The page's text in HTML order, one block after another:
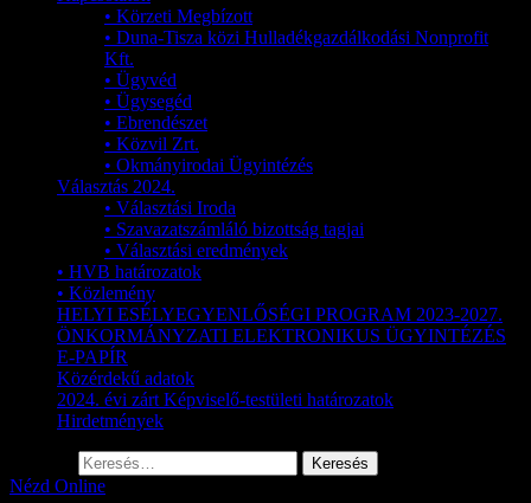
• Körzeti Megbízott
• Duna-Tisza közi Hulladékgazdálkodási Nonprofit
Kft.
• Ügyvéd
• Ügysegéd
• Ebrendészet
• Közvil Zrt.
• Okmányirodai Ügyintézés
Választás 2024.
• Választási Iroda
• Szavazatszámláló bizottság tagjai
• Választási eredmények
• HVB határozatok
• Közlemény
HELYI ESÉLYEGYENLŐSÉGI PROGRAM 2023-2027.
ÖNKORMÁNYZATI ELEKTRONIKUS ÜGYINTÉZÉS
E-PAPÍR
Közérdekű adatok
2024. évi zárt Képviselő-testületi határozatok
Hirdetmények
Nézd Online